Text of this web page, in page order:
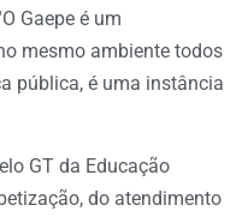
Gaepe é um
mesmo ambiente todos
pública, é uma instância
GT da Educação
do atendimento